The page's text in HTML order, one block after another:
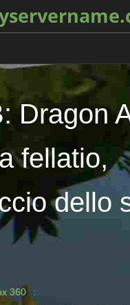
Dragon
fellatio,
dello
360